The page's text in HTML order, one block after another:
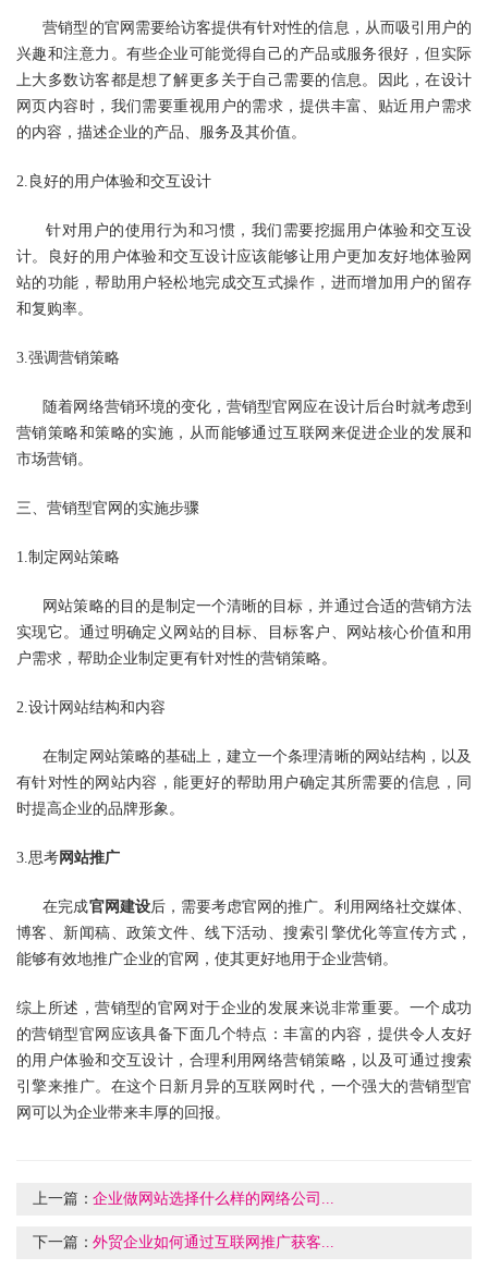
营销型的官网 需要给访客提供有针对性的信息，从而吸引用户的
兴趣和注意力。有些企业可能觉得自己的产品或服务很好，但实际
上大多数访客都是想了解更多关于自己需要的信息。因此，在设计
网页内容时，我们需要重视用户的需求，提供丰富、贴近用户需求
的内容，描述企业的产品、服务及其价值。
2.良好的用户体验和交互设计
针对用户的使用行为和习惯，我们需要挖掘用户体验和交互设
计。良好的用户体验和交互设计应该能够让用户更加友好地体验网
站的功能，帮助用户轻松地完成交互式操作，进而增加用户的留存
和复购率。
3.强调营销策略
随着网络营销环境的变化，营销型官网应在设计后台时就考虑到
营销策略和策略的实施，从而能够通过互联网来促进企业的发展和
市场营销。
三、营销型官网的实施步骤
1.制定网站策略
网站策略的目的是制定一个清晰的目标，并通过合适的营销方法
实现它。通过明确定义网站的目标、目标客户、网站核心价值和用
户需求，帮助企业制定更有针对性的营销策略。
2.设计网站结构和内容
在制定网站策略的基础上，建立一个条理清晰的网站结构，以及
有针对性的网站内容，能更好的帮助用户确定其所需要的信息，同
时提高企业的品牌形象。
3.思考网站推广
在完成官网建设后，需要考虑官网的推广。利用网络社交媒体、
博客、新闻稿、政策文件、线下活动、搜索引擎优化等宣传方式，
能够有效地推广企业的官网，使其更好地用于企业营销。
综上所述，营销型的官网 对于企业的发展来说非常重要。一个成功
的营销型官网应该具备下面几个特点：丰富的内容，提供令人友好
的用户体验和交互设计，合理利用网络营销策略，以及可通过搜索
引擎来推广。在这个日新月异的互联网时代，一个强大的营销型官
网可以为企业带来丰厚的回报。
上一篇：企业做网站选择什么样的网络公司...
下一篇：外贸企业如何通过互联网推广获客...